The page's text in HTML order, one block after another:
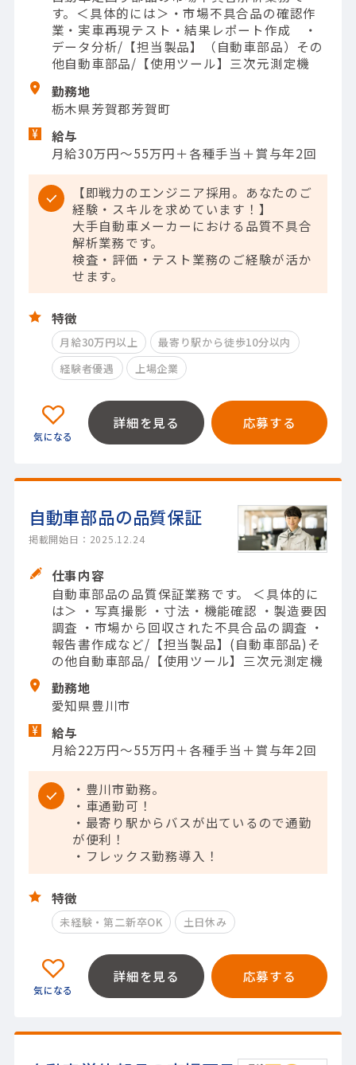
す。＜具体的には＞・市場不具合品の確認作
業・実車再現テスト・結果レポート作成 ・
データ分析/【担当製品】（自動車部品）その
他自動車部品/【使用ツール】三次元測定機
勤務地
栃木県芳賀郡芳賀町
給与
月給30万円～55万円＋各種手当＋賞与年2回
【即戦力のエンジニア採用。あなたのご
経験・スキルを求めています！】
大手自動車メーカーにおける品質不具合
解析業務です。
検査・評価・テスト業務のご経験が活か
せます。
特徴
月給30万円以上
最寄り駅から徒歩10分以内
経験者優遇
上場企業
詳細を見る 応募する
自動車部品の品質保証
掲載開始日：2025.12.24
仕事内容
自動車部品の品質保証業務です。 ＜具体的に
は＞ ・写真撮影 ・寸法・機能確認 ・製造要因
調査 ・市場から回収された不具合品の調査 ・
報告書作成など/【担当製品】(自動車部品)そ
の他自動車部品/【使用ツール】三次元測定機
勤務地
愛知県豊川市
給与
月給22万円～55万円＋各種手当＋賞与年2回
・豊川市勤務。
・車通勤可！
・最寄り駅からバスが出ているので通勤
が便利！
・フレックス勤務導入！
特徴
未経験・第二新卒OK 土日休み
詳細を見る 応募する